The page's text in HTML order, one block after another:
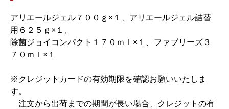
アリエールジェル７００ｇ×１、アリエールジェル詰替
用６２５ｇ×１、
除菌ジョイコンパクト１７０ｍｌ×１、ファブリーズ３
７０ｍｌ×１
※クレジットカードの有効期限を確認お願いいたしま
す。
注文から出荷までの期間が長い場合、クレジットの有